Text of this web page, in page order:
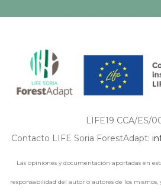
LIFE19 CCA/ES/
Contacto LIFE Soria ForestAdapt:
Las opiniones y documentación aportadas en
responsabilidad del autor o autores de los